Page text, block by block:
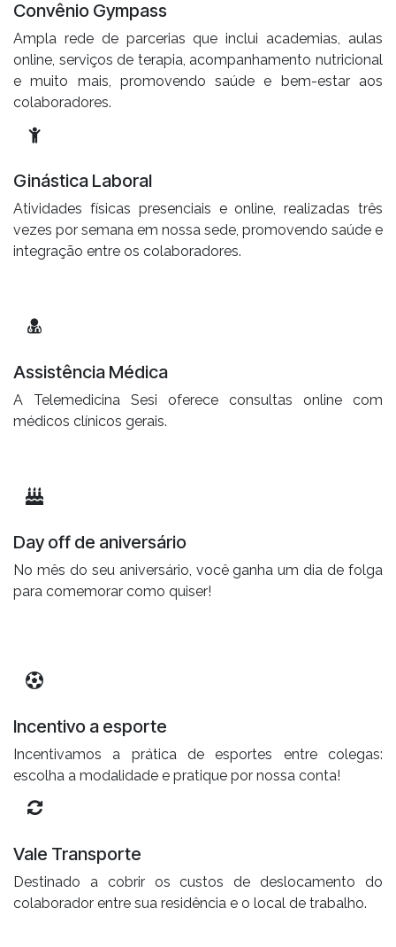
Convênio Gympass
Ampla rede de parcerias que inclui academias, aulas
online, serviços de terapia, acompanhamento nutricional
e muito mais, promovendo saúde e bem-estar aos
colaboradores.
Ginástica Laboral
Atividades físicas presenciais e online, realizadas três
vezes por semana em nossa sede, promovendo saúde e
integração entre os colaboradores.
Assistência Médica
A Telemedicina Sesi oferece consultas online com
médicos clínicos gerais.
Day off de aniversário
No mês do seu aniversário, você ganha um dia de folga
para comemorar como quiser!
Incentivo a esporte
Incentivamos a prática de esportes entre colegas:
escolha a modalidade e pratique por nossa conta!
Vale Transporte
Destinado a cobrir os custos de deslocamento do
colaborador entre sua residência e o local de trabalho.